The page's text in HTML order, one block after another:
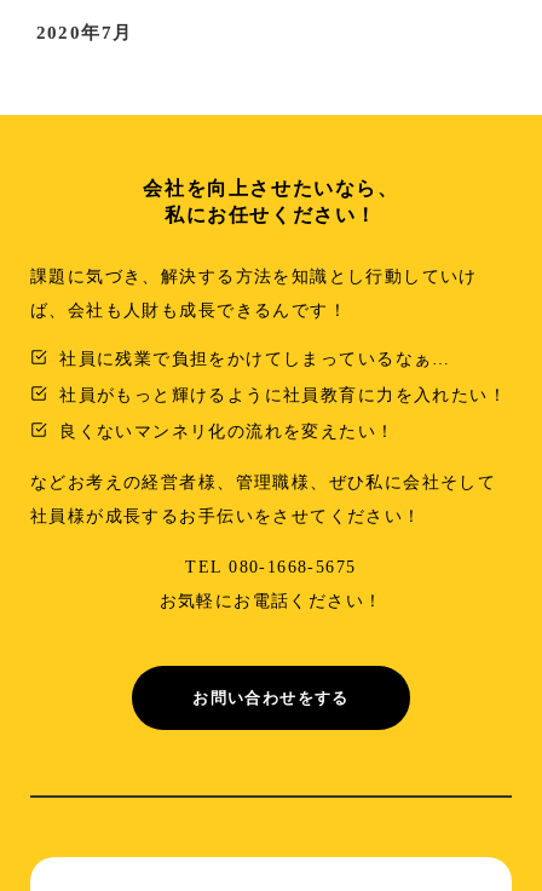
2020年7月
会社を向上させたいなら、
私にお任せください！
課題に気づき、解決する方法を知識とし行動していけ
ば、会社も人財も成長できるんです！
社員に残業で負担をかけてしまっているなぁ…
社員がもっと輝けるように社員教育に力を入れたい！
良くないマンネリ化の流れを変えたい！
などお考えの経営者様、管理職様、ぜひ私に会社そして
社員様が成長するお手伝いをさせてください！
TEL 080-1668-5675
お気軽にお電話ください！
お問い合わせをする